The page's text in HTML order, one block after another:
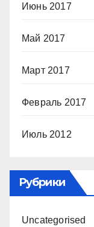
Июнь 2017
Май 2017
Март 2017
Февраль 2017
Июль 2012
Рубрики
Uncategorised